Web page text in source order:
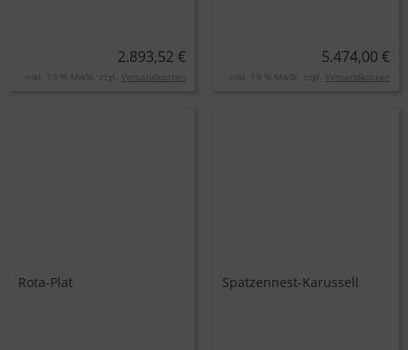
2.893,52 €
inkl. 19 % MwSt. zzgl. Versandkosten
5.474,00 €
inkl. 19 % MwSt. zzgl. Versandkosten
Rota-Plat Spatzennest-Karussell